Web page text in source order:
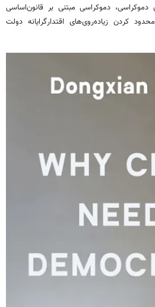
دموکراسی مبتنی بر قانون‌اساسی
کردن زیاده‌روی‌های اقتدارگرایانه دولت